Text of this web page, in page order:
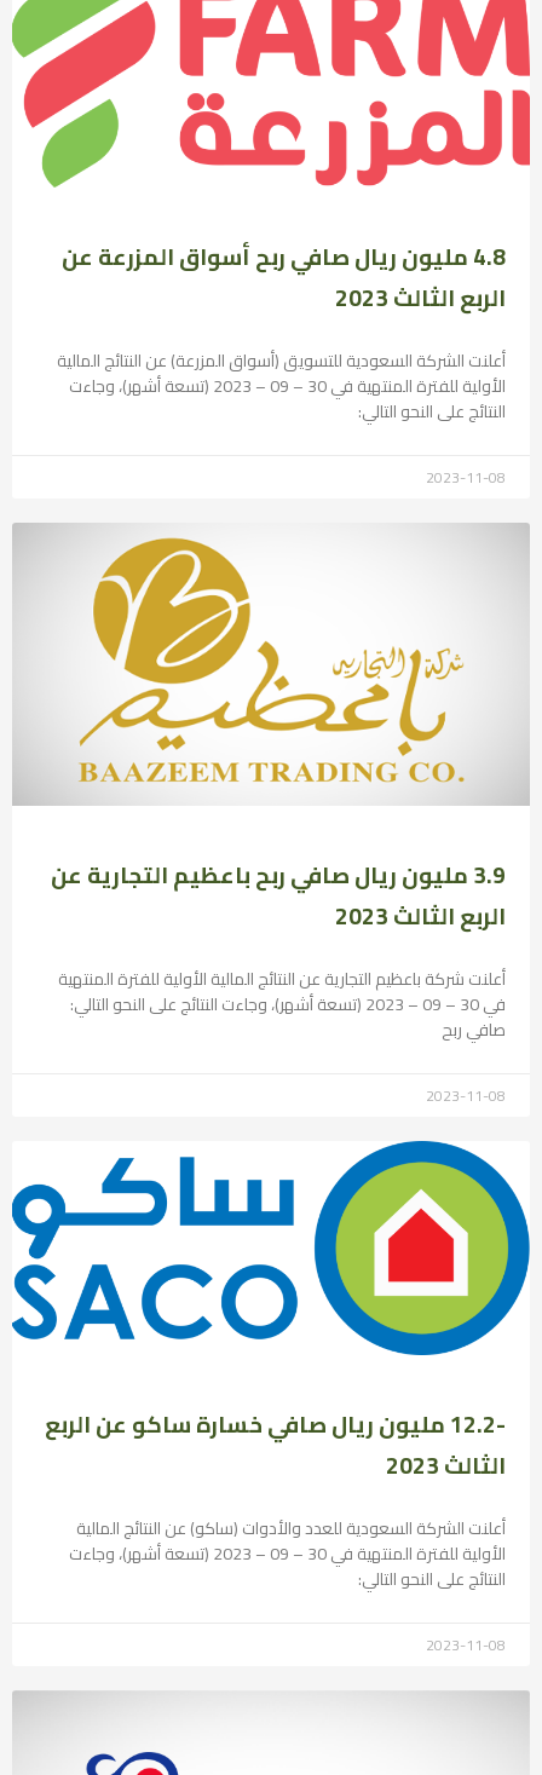
4.8 مليون ريال صافي ربح أسواق المزرعة عن
الربع الثالث 2023
أعلنت الشركة السعودية للتسويق (أسواق المزرعة) عن النتائج المالية
الأولية للفترة المنتهية في 30 – 09 – 2023 (تسعة أشهر)، وجاءت
النتائج على النحو التالي:
2023-11-08
3.9 مليون ريال صافي ربح باعظيم التجارية عن
الربع الثالث 2023
أعلنت شركة باعظيم التجارية عن النتائج المالية الأولية للفترة المنتهية
في 30 – 09 – 2023 (تسعة أشهر)، وجاءت النتائج على النحو التالي:
صافي ربح
2023-11-08
-12.2 مليون ريال صافي خسارة ساكو عن الربع
الثالث 2023
أعلنت الشركة السعودية للعدد والأدوات (ساكو) عن النتائج المالية
الأولية للفترة المنتهية في 30 – 09 – 2023 (تسعة أشهر)، وجاءت
النتائج على النحو التالي:
2023-11-08